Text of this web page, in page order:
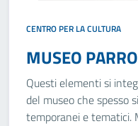
CENTRO PER LA CULTURA
MUSEO
Questi elementi si
del museo che spesso
temporanei e tematici.